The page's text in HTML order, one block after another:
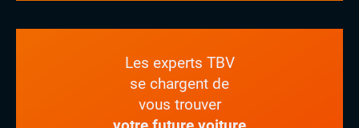
Les experts TBV
se chargent de
vous trouver